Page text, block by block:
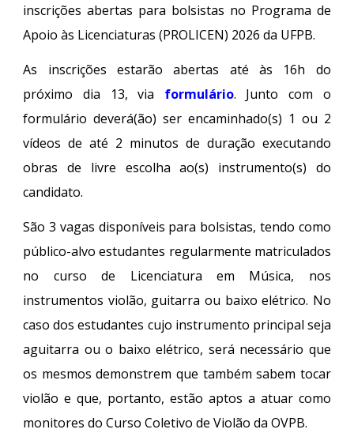
inscrições abertas para bolsistas no Programa de
Apoio às Licenciaturas (PROLICEN) 2026 da UFPB.
As inscrições estarão abertas até às 16h do
próximo dia 13, via formulário. Junto com o
formulário deverá(ão) ser encaminhado(s) 1 ou 2
vídeos de até 2 minutos de duração executando
obras de livre escolha ao(s) instrumento(s) do
candidato.
São 3 vagas disponíveis para bolsistas, tendo como
público-alvo estudantes regularmente matriculados
no curso de Licenciatura em Música, nos
instrumentos violão, guitarra ou baixo elétrico. No
caso dosestudantes cujo instrumento principal seja
aguitarra ou o baixo elétrico, será necessário que
os mesmos demonstrem que também sabem tocar
violão e que, portanto, estão aptos a atuar como
monitores do Curso Coletivo de Violão da OVPB.